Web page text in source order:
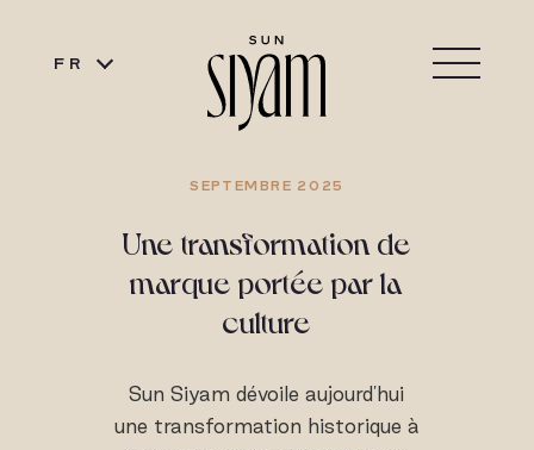
FR
SEPTEMBRE 2025
Une transformation de
marque portée par la
culture
Sun Siyam dévoile aujourd'hui
une transformation historique à